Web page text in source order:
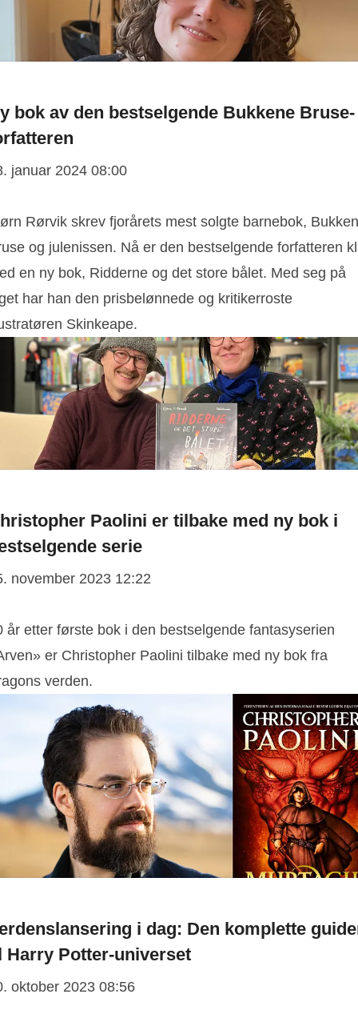
bok av den bestselgende Bukkene Bruse-
januar 2024 08:00
Rørvik skrev fjorårets mest solgte barnebok,
og julenissen. Nå er den bestselgende forfatteren
en ny bok, Ridderne og det store bålet. Med seg på
har han den prisbelønnede og kritikerroste
Skinkeape.
Paolini er tilbake med ny bok i
serie
november 2023 12:22
år etter første bok i den bestselgende fantasyserien
er Christopher Paolini tilbake med ny bok fra
verden.
i dag: Den komplette
Harry Potter-universet
oktober 2023 08:56